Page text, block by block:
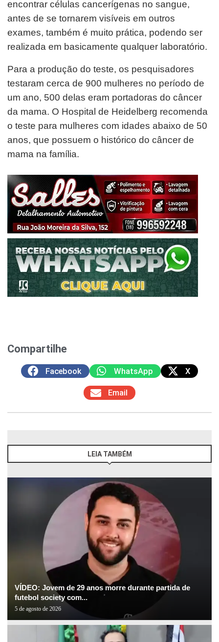
encontrar células cancerígenas no sangue,
antes de se tornarem visíveis em outros
exames, também é muito prática, podendo ser
realizada em basicamente qualquer laboratório.
Para a produção do teste, os pesquisadores
testaram cerca de 900 mulheres no período de
um ano, 500 delas eram portadoras do câncer
da mama. O Hospital de Heidelberg recomenda
o teste para mulheres com idades abaixo de 50
anos, que possuem o histórico do câncer de
mama na família.
Compartilhe
Facebook WhatsApp X
Email
LEIA TAMBÉM
VÍDEO: Jovem de 29 anos morre durante partida de
futebol society com...
5 de agosto de 2026